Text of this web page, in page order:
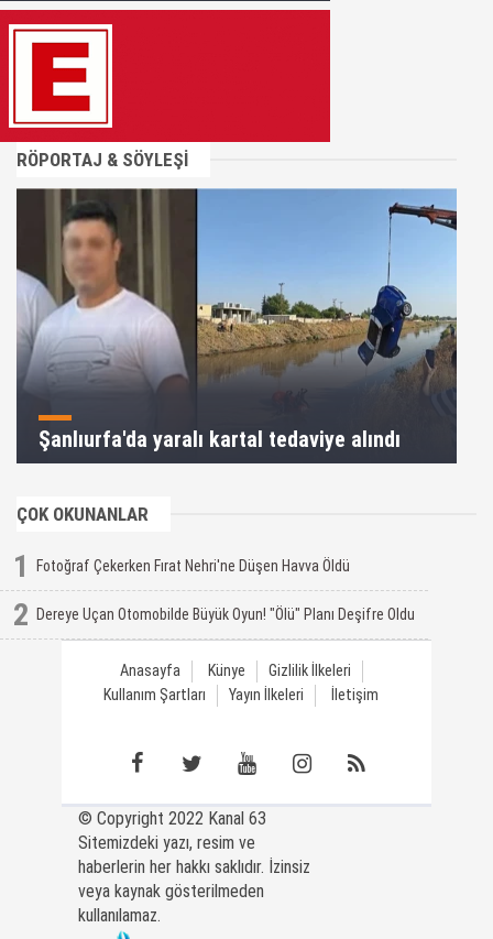
RÖPORTAJ & SÖYLEŞİ
Şanlıurfa'da yaralı kartal tedaviye alındı
ÇOK OKUNANLAR
1 Fotoğraf Çekerken Fırat Nehri'ne Düşen Havva Öldü
2 Dereye Uçan Otomobilde Büyük Oyun! "Ölü" Planı Deşifre Oldu
Anasayfa Künye
Gizlilik İlkeleri
Kullanım Şartları
Yayın İlkeleri İletişim
© Copyright 2022 Kanal 63
Sitemizdeki yazı, resim ve
haberlerin her hakkı saklıdır. İzinsiz
veya kaynak gösterilmeden
kullanılamaz.